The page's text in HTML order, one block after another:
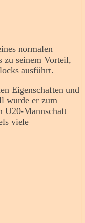
normalen
zu seinem Vorteil,
ausführt.
Eigenschaften und
wurde er zum
U20-Mannschaft
viele